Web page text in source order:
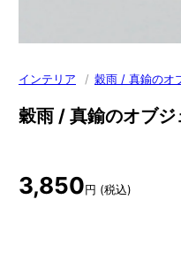
インテリア / 穀雨 / 真鍮のオ
穀雨 / 真鍮のオブ
3,850円 (税込)